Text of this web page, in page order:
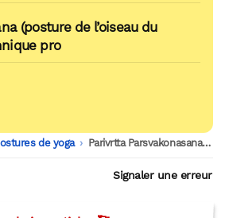
(posture de l’oiseau du
pro
de yoga -
Parivrtta Parsvakonasana (posture du grand angle étendu retourné)
Signaler une erreur